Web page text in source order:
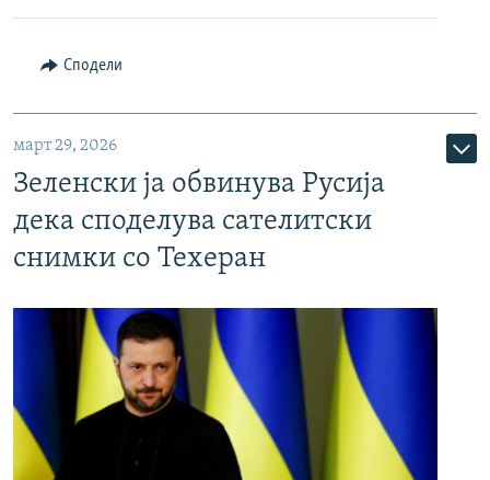
Сподели
март 29, 2026
Зеленски ја обвинува Русија
дека споделува сателитски
снимки со Техеран